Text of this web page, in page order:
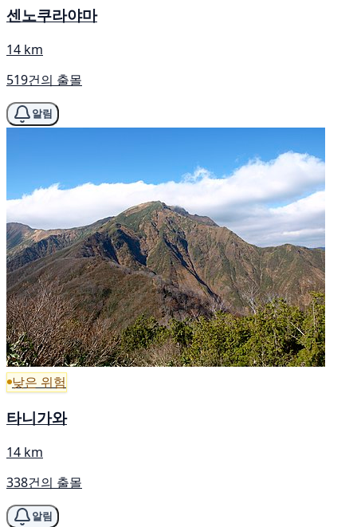
센노쿠라야마
14 km
519건의 출몰
알림
낮은 위험
타니가와
14 km
338건의 출몰
알림